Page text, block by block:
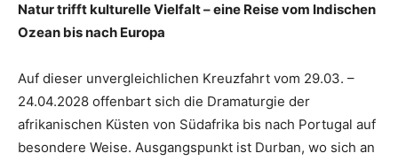
Natur trifft kulturelle Vielfalt – eine Reise vom Indischen
Ozean bis nach Europa
Auf dieser unvergleichlichen Kreuzfahrt vom 29.03. –
24.04.2028 offenbart sich die Dramaturgie der
afrikanischen Küsten von Südafrika bis nach Portugal auf
besondere Weise. Ausgangspunkt ist Durban, wo sich an